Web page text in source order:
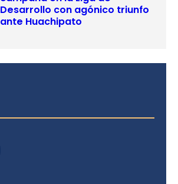
Desarrollo con agónico triunfo
ante Huachipato